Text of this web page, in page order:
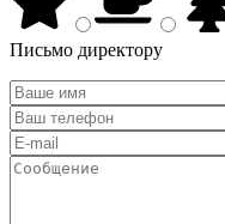
Письмо директору